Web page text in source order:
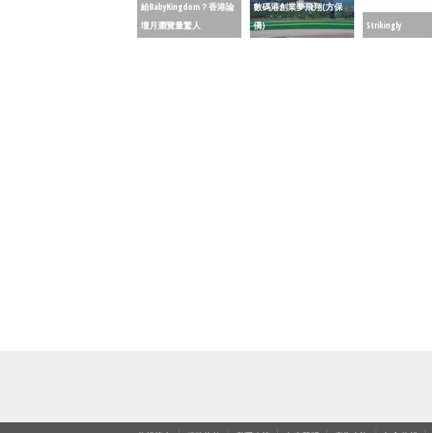
給BabyKingdom？香港論
壇月瀏覽量驚人
數碼港創業夢飛翔(方保
僑)
Strikingly